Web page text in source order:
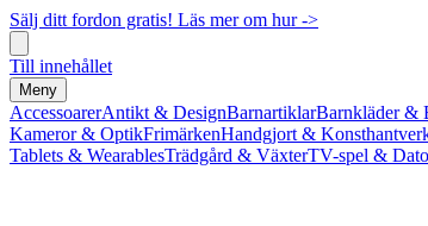
Sälj ditt fordon gratis! Läs mer om hur ->
Till innehållet
Meny
AccessoarerAntikt & DesignBarnartiklarBarnkläder &
Kameror & OptikFrimärkenHandgjort &
Tablets & WearablesTrädgård & VäxterTV-spel &